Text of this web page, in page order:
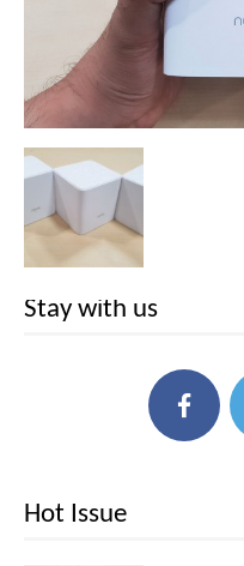
Stay with us
Hot Issue